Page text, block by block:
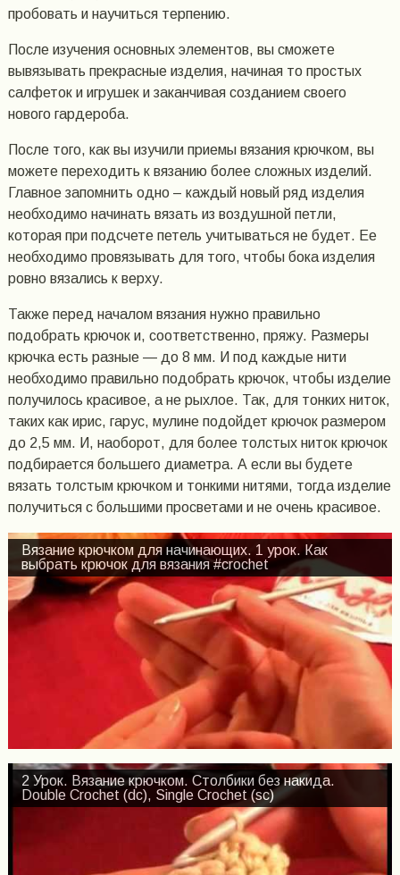
пробовать и научиться терпению.
После изучения основных элементов, вы сможете
вывязывать прекрасные изделия, начиная то простых
салфеток и игрушек и заканчивая созданием своего
нового гардероба.
После того, как вы изучили приемы вязания крючком, вы
можете переходить к вязанию более сложных изделий.
Главное запомнить одно – каждый новый ряд изделия
необходимо начинать вязать из воздушной петли,
которая при подсчете петель учитываться не будет. Ее
необходимо провязывать для того, чтобы бока изделия
ровно вязались к верху.
Также перед началом вязания нужно правильно
подобрать крючок и, соответственно, пряжу. Размеры
крючка есть разные — до 8 мм. И под каждые нити
необходимо правильно подобрать крючок, чтобы изделие
получилось красивое, а не рыхлое. Так, для тонких ниток,
таких как ирис, гарус, мулине подойдет крючок размером
до 2,5 мм. И, наоборот, для более толстых ниток крючок
подбирается большего диаметра. А если вы будете
вязать толстым крючком и тонкими нитями, тогда изделие
получиться с большими просветами и не очень красивое.
Вязание крючком для начинающих. 1 урок. Как
выбрать крючок для вязания #crochet
2 Урок. Вязание крючком. Столбики без накида.
Double Crochet (dc), Single Crochet (sc)